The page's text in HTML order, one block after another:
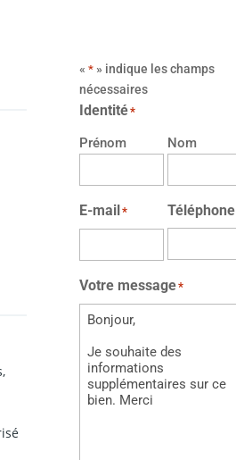
«* » indique les champs
nécessaires
Identité*
Prénom Nom
E-mail * Téléphone
Votre message*